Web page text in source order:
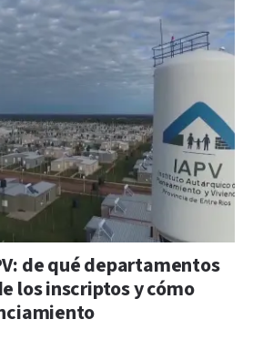
de qué departamentos
los inscriptos y cómo